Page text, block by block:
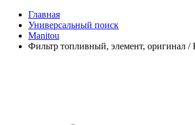
Главная
Универсальный поиск
Manitou
Фильтр топливный, элемент, оригинал